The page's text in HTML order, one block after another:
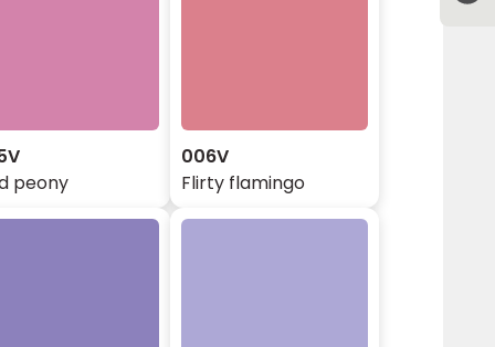
peony
006V
Flirty flamingo